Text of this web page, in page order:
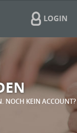
LOGIN
NOCH KEIN ACCOUNT?